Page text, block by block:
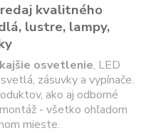
kvalitného
lustre, lampy,
osvetlenie, LED
zásuvky a vypínače.
ako aj odborné
- všetko ohľadom
mieste.